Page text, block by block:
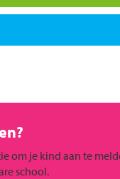
om je kind aan te
school.